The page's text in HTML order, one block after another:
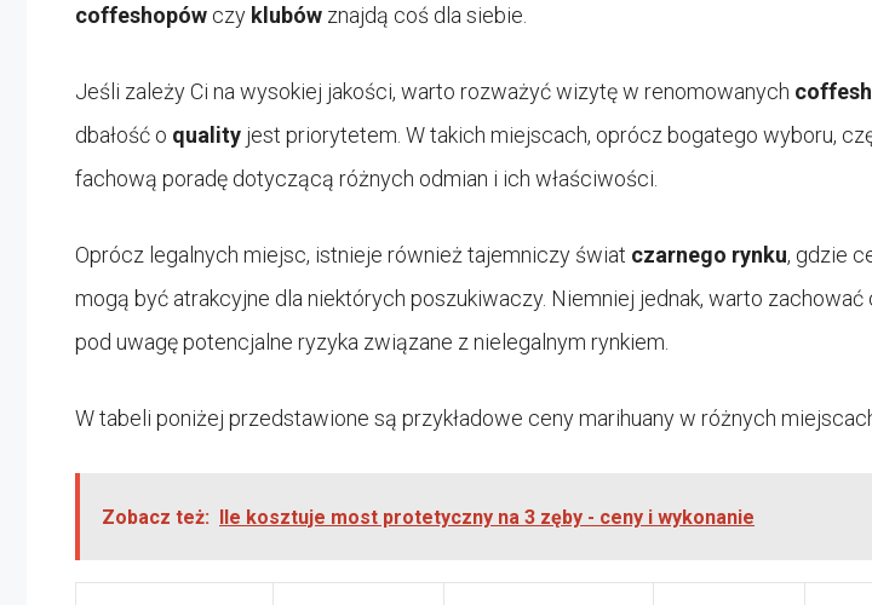
coffeshopów czy klubów znajdą coś dla siebie.
Jeśli zależy Ci na wysokiej jakości, warto rozważyć wizytę w renomowanych
dbałość o quality jest priorytetem. W takich miejscach, oprócz bogatego wyboru,
fachową poradę dotyczącą różnych odmian i ich właściwości.
Oprócz legalnych miejsc, istnieje również tajemniczy świat czarnego rynku, gdzie
mogą być atrakcyjne dla niektórych poszukiwaczy. Niemniej jednak, warto
pod uwagę potencjalne ryzyka związane z nielegalnym rynkiem.
W tabeli poniżej przedstawione są przykładowe ceny marihuany w różnych
Zobacz też: Ile kosztuje most protetyczny na 3 zęby - ceny i wykonanie